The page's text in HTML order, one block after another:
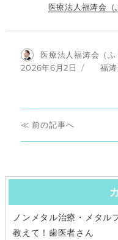
医療法人福涛会
投
稿
医療法人福涛会（
投
2026年6月2日
カ
福
投
稿
ナ
ゲ
前
前
投
ノンメタル治療・メタル
教えて！歯医者さん